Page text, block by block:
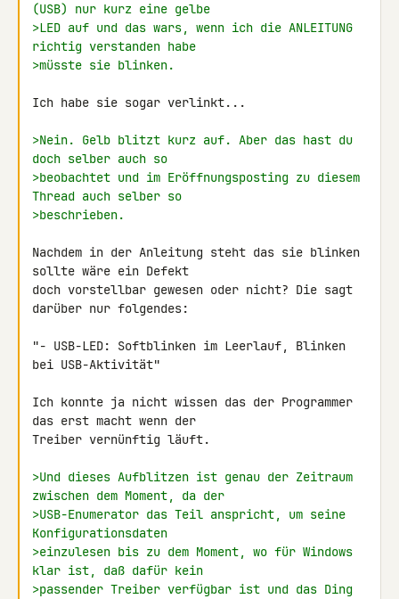
(USB) nur kurz eine gelbe
>LED auf und das wars, wenn ich die ANLEITUNG
richtig verstanden habe
>müsste sie blinken.
Ich habe sie sogar verlinkt...
>Nein. Gelb blitzt kurz auf. Aber das hast du
doch selber auch so
>beobachtet und im Eröffnungsposting zu diesem
Thread auch selber so
>beschrieben.
Nachdem in der Anleitung steht das sie blinken
sollte wäre ein Defekt
doch vorstellbar gewesen oder nicht? Die sagt
darüber nur folgendes:
"- USB-LED: Softblinken im Leerlauf, Blinken
bei USB-Aktivität"
Ich konnte ja nicht wissen das der Programmer
das erst macht wenn der
Treiber vernünftig läuft.
>Und dieses Aufblitzen ist genau der Zeitraum
zwischen dem Moment, da der
>USB-Enumerator das Teil anspricht, um seine
Konfigurationsdaten
>einzulesen bis zu dem Moment, wo für Windows
klar ist, daß dafür kein
>passender Treiber verfügbar ist und das Ding